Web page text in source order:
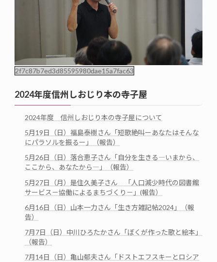
2f7c87b7ed3d85595980dae15a7fac63
2024年度信州しおじり本の寺子屋
2024年度 信州しおじり本の寺子屋について
5月19日（日）福島泰樹さん「短歌絶叫ーあなたはそんな
にパラソルを振るー」（報告）
5月26日（日）落合恵子さん「自分を生きる―いまから、
ここから、あなたから―」（報告）
5月27日（月）是住久美子さん 「人口減少時代の図書館
サービス－協働によるまちづくり－」(報告）
6月16日（日）山本一力さん「生き方雑記帖2024」（報
告）
7月7日（日）中川ひろたかさん「ぼくが作った歌と絵本」
（報告）
7月14日（日）亀山郁夫さん「ドストエフスキーとロシア